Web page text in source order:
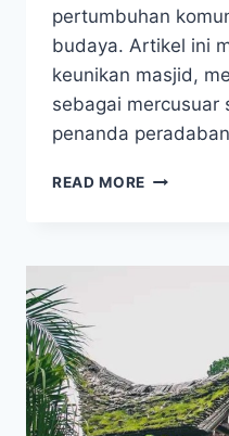
pertumbuhan
budaya. Artikel ini
keunikan masjid,
sebagai mercusuar
penanda
READ MORE MENGUAK
MASJID
KENDARI